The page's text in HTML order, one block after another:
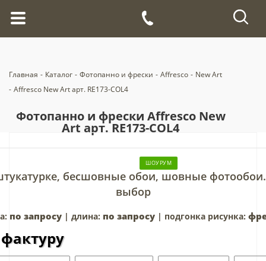
Главная - Каталог - Фотопанно и фрески - Affresco - New Art
- Affresco New Art арт. RE173-COL4
Фотопанно и фрески Affresco New
Art арт. RE173-COL4
ШОУРУМ
бесшовные обои, шовные
выбор
по запросу | длина: по запросу | подгонка рисунка: